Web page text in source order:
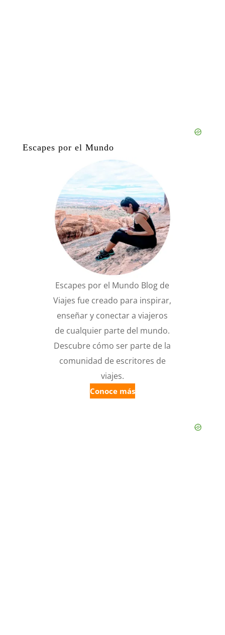
Escapes por el Mundo
Escapes por el Mundo Blog de
Viajes fue creado para inspirar,
enseñar y conectar a viajeros
de cualquier parte del mundo.
Descubre cómo ser parte de la
comunidad de escritores de
viajes.
Conoce más